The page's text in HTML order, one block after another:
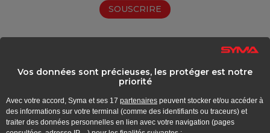
SOUSCRIRE
Vos données sont précieuses, les protéger est notre
priorité
Avec votre accord, Syma et ses 17 partenaires peuvent stocker et/ou accéder à
des informations sur votre terminal (comme des identifiants ou traceurs) et
traiter des données personnelles en lien avec votre navigation (pages